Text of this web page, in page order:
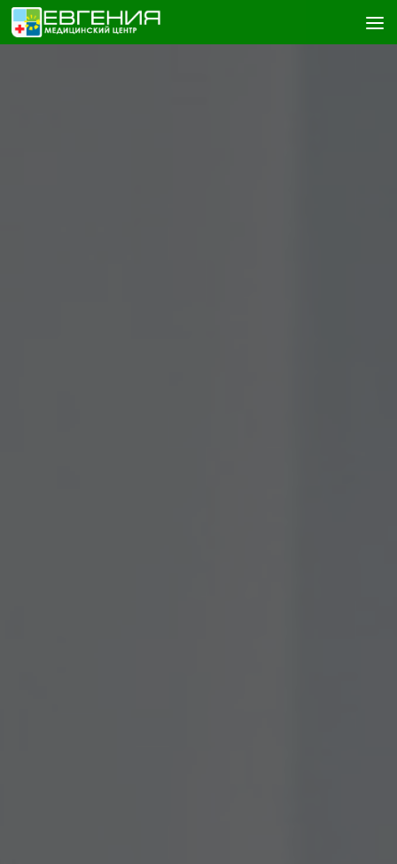
Skip to content